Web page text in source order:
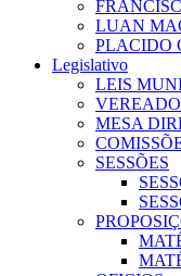
LUAN
PLACIDO
Legislativo
LEIS
MESA
SESSÕES